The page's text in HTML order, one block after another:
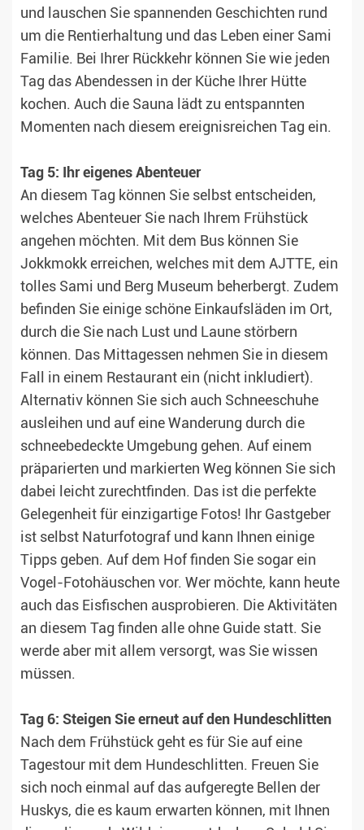
und lauschen Sie spannenden Geschichten rund
um die Rentierhaltung und das Leben einer Sami
Familie. Bei Ihrer Rückkehr können Sie wie jeden
Tag das Abendessen in der Küche Ihrer Hütte
kochen. Auch die Sauna lädt zu entspannten
Momenten nach diesem ereignisreichen Tag ein.
Tag 5: Ihr eigenes Abenteuer
An diesem Tag können Sie selbst entscheiden,
welches Abenteuer Sie nach Ihrem Frühstück
angehen möchten. Mit dem Bus können Sie
Jokkmokk erreichen, welches mit dem AJTTE, ein
tolles Sami und Berg Museum beherbergt. Zudem
befinden Sie einige schöne Einkaufsläden im Ort,
durch die Sie nach Lust und Laune störbern
können. Das Mittagessen nehmen Sie in diesem
Fall in einem Restaurant ein (nicht inkludiert).
Alternativ können Sie sich auch Schneeschuhe
ausleihen und auf eine Wanderung durch die
schneebedeckte Umgebung gehen. Auf einem
präparierten und markierten Weg können Sie sich
dabei leicht zurechtfinden. Das ist die perfekte
Gelegenheit für einzigartige Fotos! Ihr Gastgeber
ist selbst Naturfotograf und kann Ihnen einige
Tipps geben. Auf dem Hof finden Sie sogar ein
Vogel-Fotohäuschen vor. Wer möchte, kann heute
auch das Eisfischen ausprobieren. Die Aktivitäten
an diesem Tag finden alle ohne Guide statt. Sie
werde aber mit allem versorgt, was Sie wissen
müssen.
Tag 6: Steigen Sie erneut auf den Hundeschlitten
Nach dem Frühstück geht es für Sie auf eine
Tagestour mit dem Hundeschlitten. Freuen Sie
sich noch einmal auf das aufgeregte Bellen der
Huskys, die es kaum erwarten können, mit Ihnen